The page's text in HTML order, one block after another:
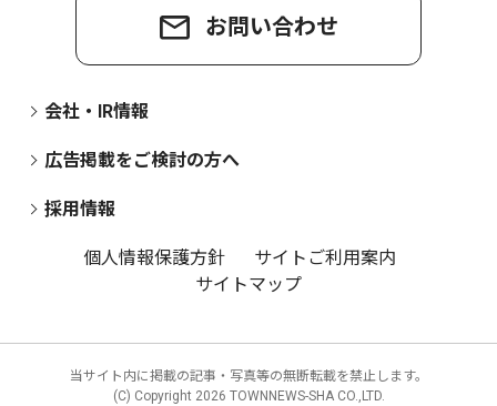
お問い合わせ
会社・IR情報
広告掲載をご検討の方へ
採用情報
個人情報保護方針
サイトご利用案内
サイトマップ
当サイト内に掲載の記事・写真等の無断転載を禁止します。
(C) Copyright 2026 TOWNNEWS-SHA CO.,LTD.